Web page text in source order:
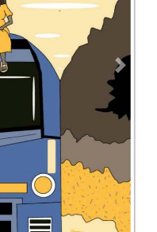
Aviso de privacidad
reservados | La Jornada